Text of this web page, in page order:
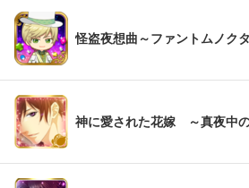
怪盗夜想曲～ファントムノク
神に愛された花嫁 ～真夜中